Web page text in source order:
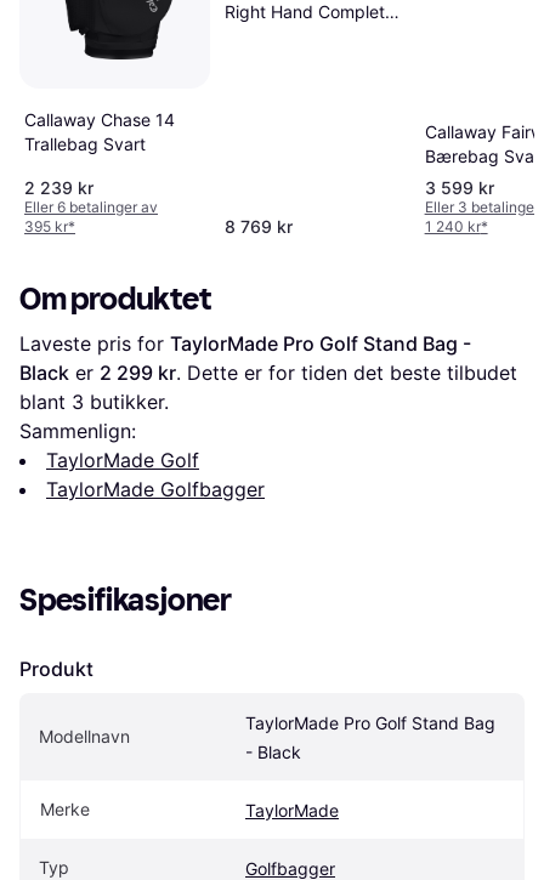
Callaway Chase 14
Trallebag Svart
2 239 kr
Eller 6 betalinger av
395 kr*
Right Hand Complete
8 769 kr
Callaway
Bærebag
3 599 kr
Eller 3 betalinger
1 240 kr*
Om produktet
Laveste pris for TaylorMade Pro Golf Stand Bag -
Black er 2 299 kr. Dette er for tiden det beste tilbudet
blant 3 butikker.
Sammenlign:
TaylorMade Golf
TaylorMade Golfbagger
Spesifikasjoner
Produkt
Modellnavn
TaylorMade Pro Golf Stand Bag
- Black
Merke TaylorMade
Typ Golfbagger